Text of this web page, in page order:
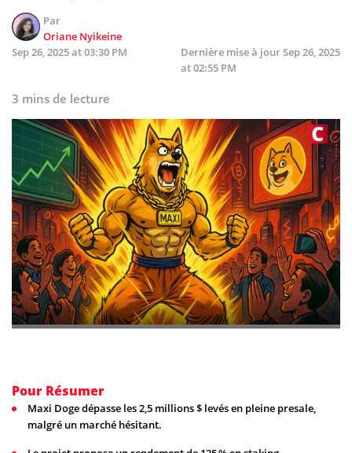
Par
Oriane Nyikeine
Sep 26, 2025 at 03:30 PM
Dernière mise à jourSep 26, 2025
at 02:55 PM
3 mins de lecture
Pour Résumer
Maxi Doge dépasse les 2,5 millions $ levés en pleine presale,
malgré un marché hésitant.